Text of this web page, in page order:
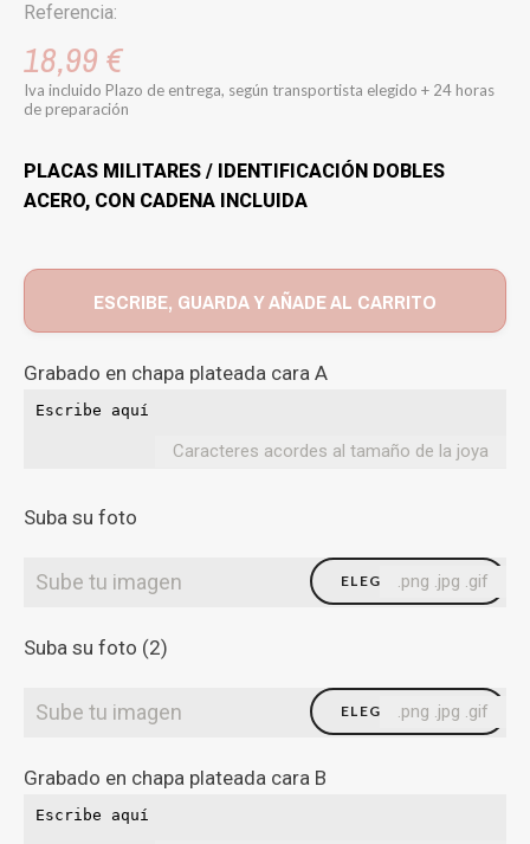
Referencia:
18,99 €
Iva incluido Plazo de entrega, según transportista elegido + 24 horas
de preparación
PLACAS MILITARES / IDENTIFICACIÓN DOBLES
ACERO, CON CADENA INCLUIDA
ESCRIBE, GUARDA Y AÑADE AL CARRITO
Grabado en chapa plateada cara A
Caracteres acordes al tamaño de la joya
Suba su foto
Sube tu imagen ELEGIR FICHERO
.png .jpg .gif
Suba su foto (2)
Sube tu imagen ELEGIR FICHERO
.png .jpg .gif
Grabado en chapa plateada cara B